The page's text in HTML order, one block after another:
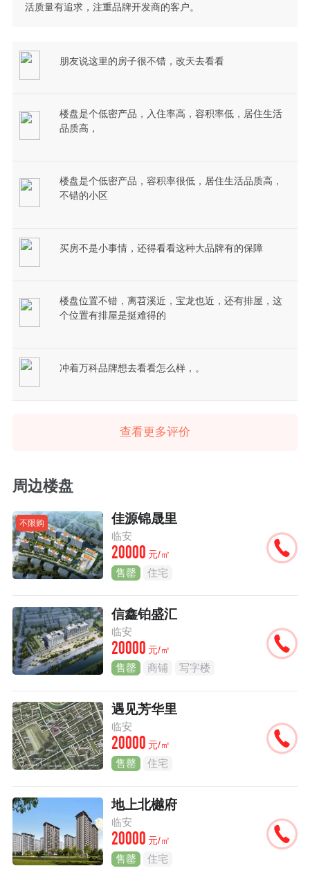
活质量有追求，注重品牌开发商的客户。
朋友说这里的房子很不错，改天去看看
楼盘是个低密产品，入住率高，容积率低，居住生活
品质高，
楼盘是个低密产品，容积率很低，居住生活品质高，
不错的小区
买房不是小事情，还得看看这种大品牌有的保障
楼盘位置不错，离苕溪近，宝龙也近，还有排屋，这
个位置有排屋是挺难得的
冲着万科品牌想去看看怎么样，。
查看更多评价
周边楼盘
不限购 佳源锦晟里
临安
20000 元/㎡
售罄 住宅
信鑫铂盛汇
临安
20000 元/㎡
售罄 商铺 写字楼
遇见芳华里
临安
20000 元/㎡
售罄 住宅
地上北樾府
临安
20000 元/㎡
售罄 住宅